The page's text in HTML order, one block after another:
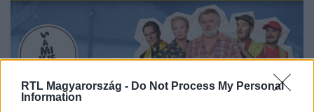
RTL Magyarország - Do Not Process My Personal
Information